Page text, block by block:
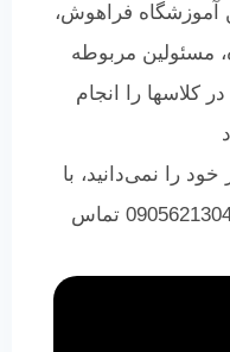
آموزشگاه فراهوش،
، مسئولین مربوطه
کلاسها را انجام
را نمی‌دانید، با
شماره 02177740148 و یا 09056213046 تماس